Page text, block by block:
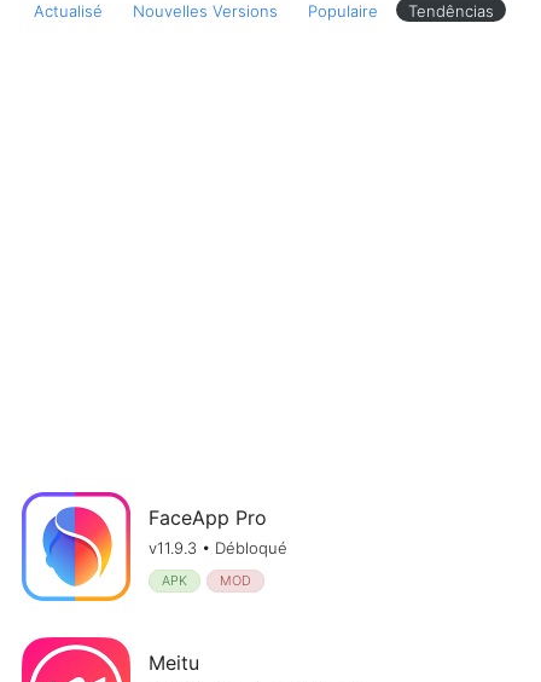
Actualisé Nouvelles Versions Populaire Tendências
FaceApp Pro
v11.9.3 • Débloqué
APK MOD
Meitu